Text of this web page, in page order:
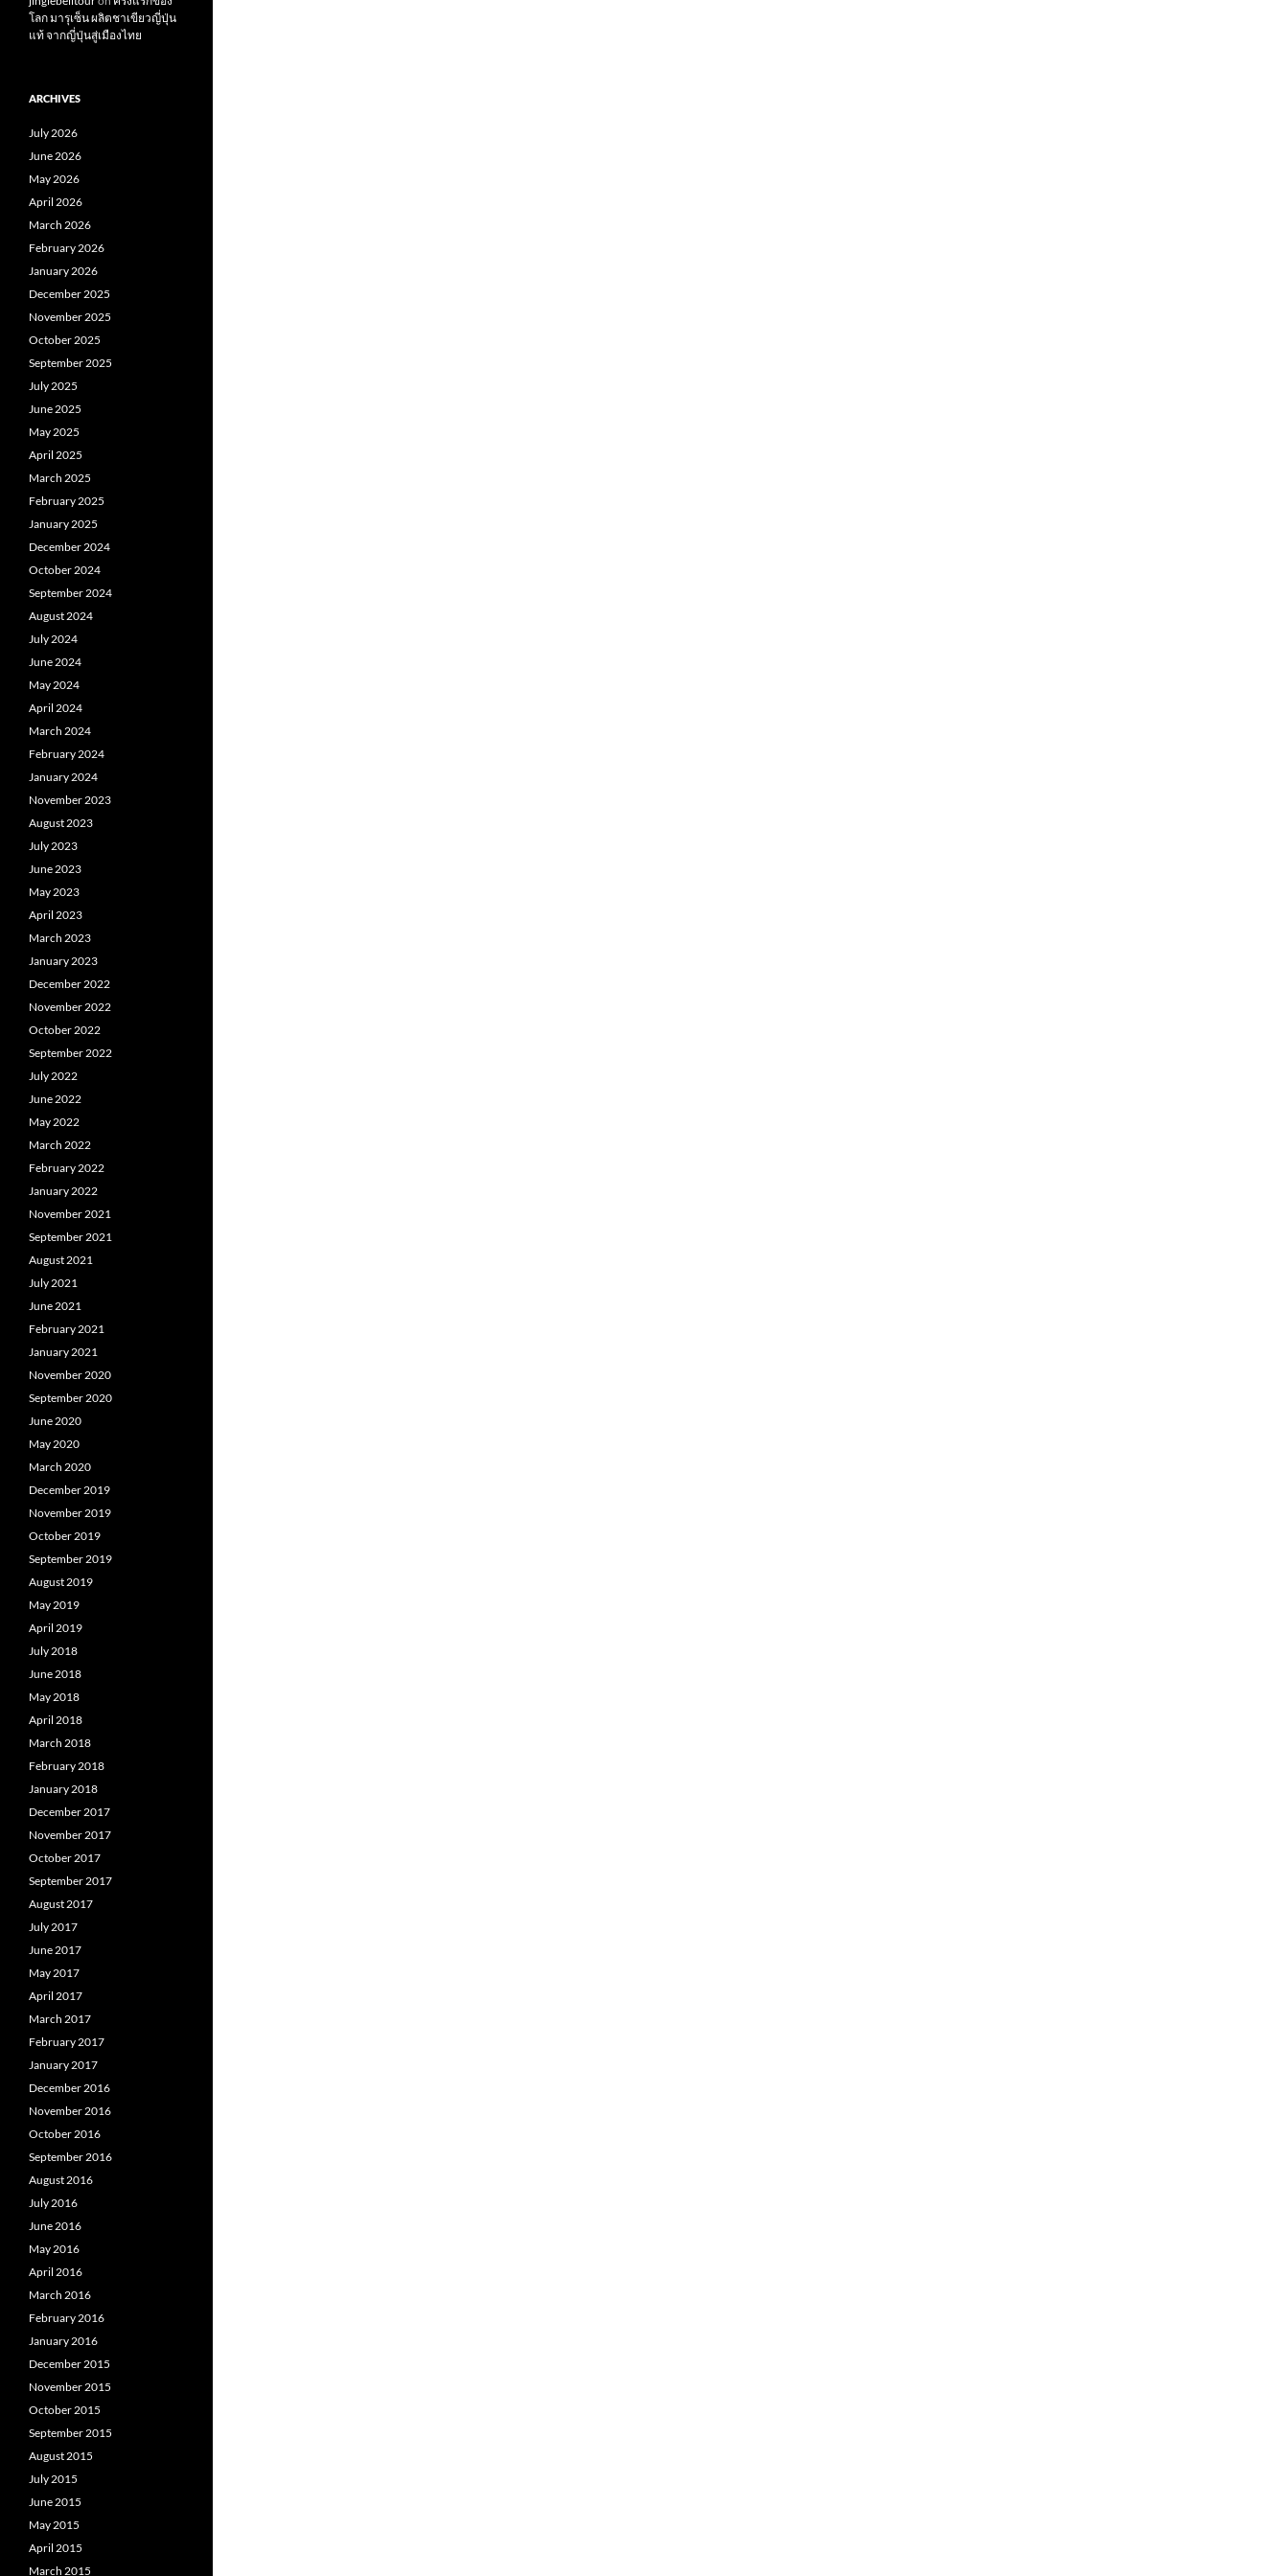
โลก มารุเซ็น ผลิตชาเขียวญี่ปุ่น
แท้ จากญี่ปุ่นสู่เมืองไทย
ARCHIVES
July 2026
June 2026
May 2026
April 2026
March 2026
February 2026
January 2026
December 2025
November 2025
October 2025
September 2025
July 2025
June 2025
May 2025
April 2025
March 2025
February 2025
January 2025
December 2024
October 2024
September 2024
August 2024
July 2024
June 2024
May 2024
April 2024
March 2024
February 2024
January 2024
November 2023
August 2023
July 2023
June 2023
May 2023
April 2023
March 2023
January 2023
December 2022
November 2022
October 2022
September 2022
July 2022
June 2022
May 2022
March 2022
February 2022
January 2022
November 2021
September 2021
August 2021
July 2021
June 2021
February 2021
January 2021
November 2020
September 2020
June 2020
May 2020
March 2020
December 2019
November 2019
October 2019
September 2019
August 2019
May 2019
April 2019
July 2018
June 2018
May 2018
April 2018
March 2018
February 2018
January 2018
December 2017
November 2017
October 2017
September 2017
August 2017
July 2017
June 2017
May 2017
April 2017
March 2017
February 2017
January 2017
December 2016
November 2016
October 2016
September 2016
August 2016
July 2016
June 2016
May 2016
April 2016
March 2016
February 2016
January 2016
December 2015
November 2015
October 2015
September 2015
August 2015
July 2015
June 2015
May 2015
April 2015
March 2015